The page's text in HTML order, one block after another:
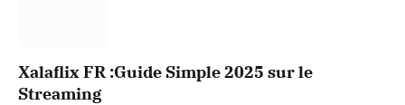
Xalaflix FR :Guide Simple 2025 sur le
Streaming